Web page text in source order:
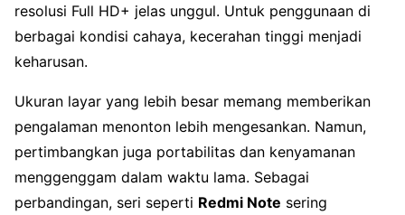
resolusi Full HD+ jelas unggul. Untuk penggunaan di
berbagai kondisi cahaya, kecerahan tinggi menjadi
keharusan.
Ukuran layar yang lebih besar memang memberikan
pengalaman menonton lebih mengesankan. Namun,
pertimbangkan juga portabilitas dan kenyamanan
menggenggam dalam waktu lama. Sebagai
perbandingan, seri seperti Redmi Note sering